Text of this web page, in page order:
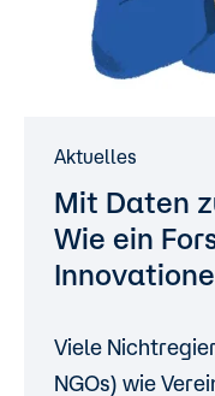
Aktuelles
Mit Daten
Wie ein
Viele
NGOs) wie